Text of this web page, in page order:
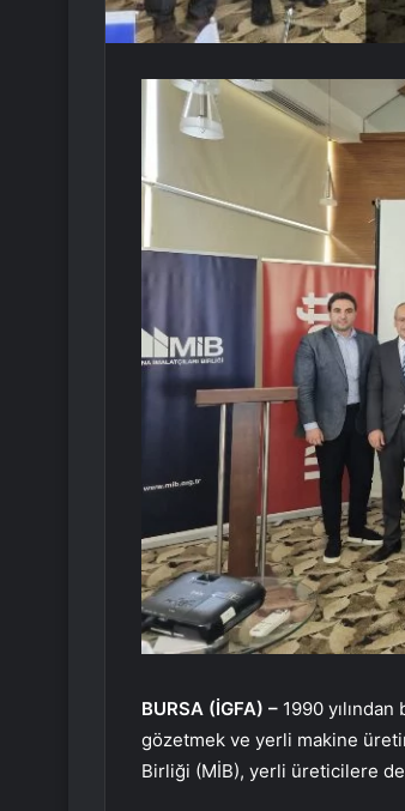
BURSA (İGFA) – 1990
gözetmek ve yerli makine
Birliği (MİB), yerli üreticilere